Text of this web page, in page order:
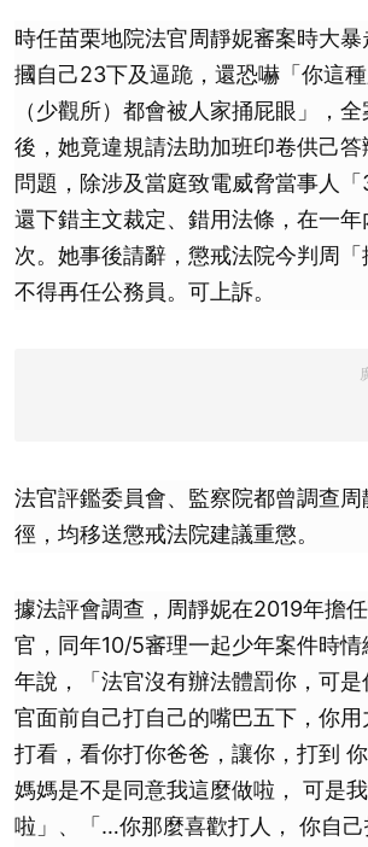
時任苗栗地院法官周靜妮審案時大
摑自己23下及逼跪，還恐嚇「你這
（少觀所）都會被人家捅屁眼」，
後，她竟違規請法助加班印卷供己答
問題，除涉及當庭致電威脅當事人「
還下錯主文裁定、錯用法條，在一
次。她事後請辭，懲戒法院今判周
不得再任公務員。可上訴。
法官評鑑委員會、監察院都曾調查
徑，均移送懲戒法院建議重懲。
據法評會調查，周靜妮在2019年擔
官，同年10/5審理一起少年案件時
年說，「法官沒有辦法體罰你，可
官面前自己打自己的嘴巴五下，你
打看，看你打你爸爸，讓你，打到
媽媽是不是同意我這麼做啦， 可是
啦」、「…你那麼喜歡打人， 你自己